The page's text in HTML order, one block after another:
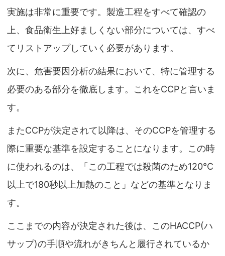
実施は非常に重要です。製造工程をすべて確認の
上、食品衛生上好ましくない部分については、すべ
てリストアップしていく必要があります。
次に、危害要因分析の結果において、特に管理する
必要のある部分を徹底します。これをCCPと言いま
す。
またCCPが決定されて以降は、そのCCPを管理する
際に重要な基準を設定することになります。この時
に使われるのは、「この工程では殺菌のため120℃
以上で180秒以上加熱のこと」などの基準となりま
す。
ここまでの内容が決定された後は、このHACCP(ハ
サップ)の手順や流れがきちんと履行されているか